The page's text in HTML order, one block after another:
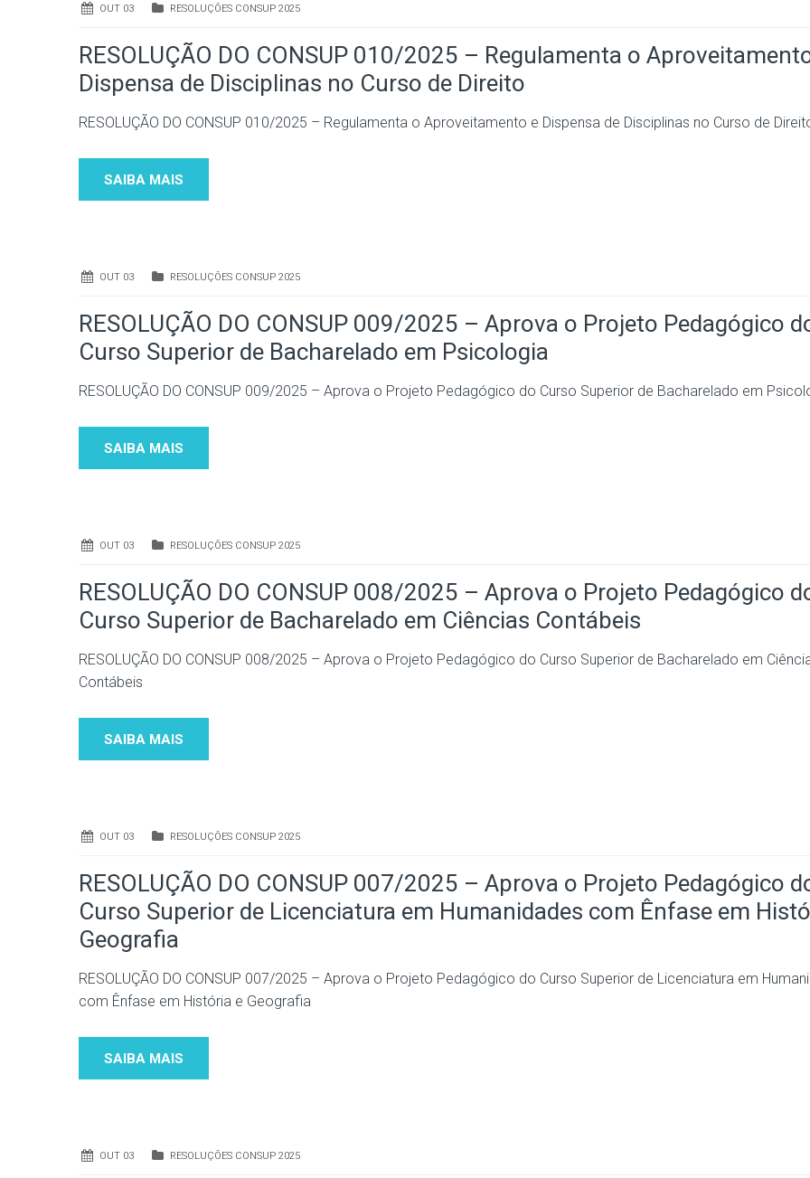
OUT 03 RESOLUÇÕES CONSUP 2025
RESOLUÇÃO DO CONSUP 010/2025 – Regulamenta o
Dispensa de Disciplinas no Curso de Direito
RESOLUÇÃO DO CONSUP 010/2025 – Regulamenta o Aproveitamento e Dispensa de Disciplinas no Curso de
SAIBA MAIS
OUT 03 RESOLUÇÕES CONSUP 2025
RESOLUÇÃO DO CONSUP 009/2025 – Aprova o Projeto Pedagógico
Curso Superior de Bacharelado em Psicologia
RESOLUÇÃO DO CONSUP 009/2025 – Aprova o Projeto Pedagógico do Curso Superior de Bacharelado em
SAIBA MAIS
OUT 03 RESOLUÇÕES CONSUP 2025
RESOLUÇÃO DO CONSUP 008/2025 – Aprova o Projeto Pedagógico
Curso Superior de Bacharelado em Ciências Contábeis
RESOLUÇÃO DO CONSUP 008/2025 – Aprova o Projeto Pedagógico do Curso Superior de Bacharelado em
Contábeis
SAIBA MAIS
OUT 03 RESOLUÇÕES CONSUP 2025
RESOLUÇÃO DO CONSUP 007/2025 – Aprova o Projeto Pedagógico
Curso Superior de Licenciatura em Humanidades com Ênfase em
Geografia
RESOLUÇÃO DO CONSUP 007/2025 – Aprova o Projeto Pedagógico do Curso Superior de Licenciatura em
com Ênfase em História e Geografia
SAIBA MAIS
OUT 03 RESOLUÇÕES CONSUP 2025